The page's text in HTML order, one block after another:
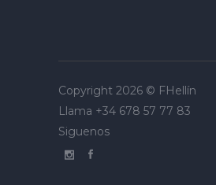
Copyright 2026 © FHellín
Llama +34 678 57 77 83
Siguenos